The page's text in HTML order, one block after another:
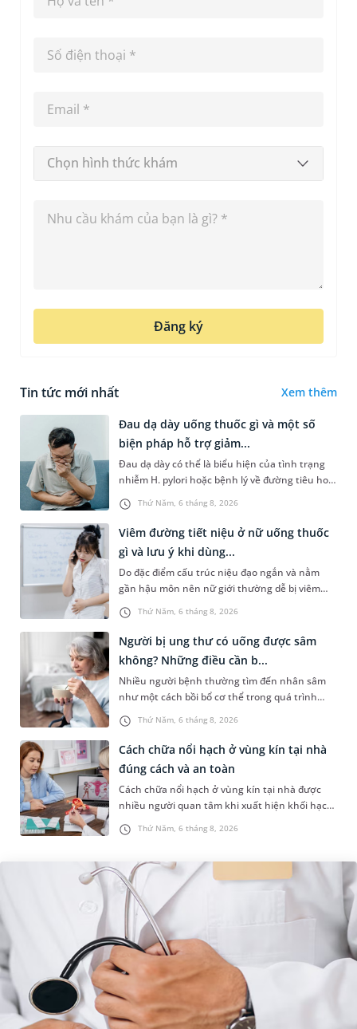
Chọn hình thức khám
Đăng ký
Tin tức mới nhất Xem thêm
Thứ Năm, 6 tháng 8, 2026
Đau dạ dày uống thuốc gì và một số
biện pháp hỗ trợ giảm...
Đau dạ dày có thể là biểu hiện của tình trạng
nhiễm H. pylori hoặc bệnh lý về đường tiêu hoá
khác. Dựa theo nguyên nhân cụ thể, bác sĩ sẽ
cân nhắc chỉ định p...
Thứ Năm, 6 tháng 8, 2026
Viêm đường tiết niệu ở nữ uống thuốc
gì và lưu ý khi dùng...
Do đặc điểm cấu trúc niệu đạo ngắn và nằm
gần hậu môn nên nữ giới thường dễ bị viêm
đường tiết niệu hơn nam giới. Tùy theo nguyên
nhân, mức độ nhiễm trùng và...
Thứ Năm, 6 tháng 8, 2026
Người bị ung thư có uống được sâm
không? Những điều cần b...
Nhiều người bệnh thường tìm đến nhân sâm
như một cách bồi bổ cơ thể trong quá trình
điều trị ung thư. Tuy nhiên, câu hỏi người bị
ung thư có uống được sâm kh...
Thứ Năm, 6 tháng 8, 2026
Cách chữa nổi hạch ở vùng kín tại nhà
đúng cách và an toàn
Cách chữa nổi hạch ở vùng kín tại nhà được
nhiều người quan tâm khi xuất hiện khối hạch
nhỏ ở vùng bẹn hoặc cơ quan sinh dục. Nếu
hạch mới xuất hiện, kích th...